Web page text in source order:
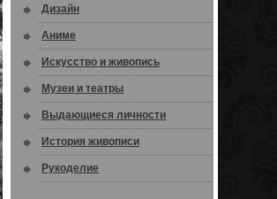
Дизайн
Аниме
Искусство и живопись
Музеи и театры
Выдающиеся личности
История живописи
Рукоделие